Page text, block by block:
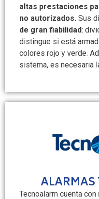
altas prestaciones
no autorizados. Sus
de gran fiabilidad:
distingue si está
colores rojo y verde.
sistema, es necesaria
ALARMAS
Tecnoalarm cuenta con